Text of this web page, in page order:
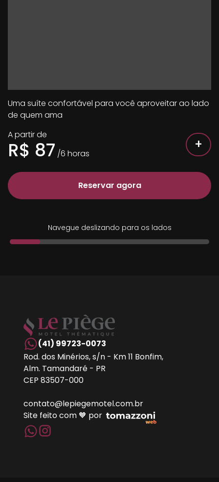
Uma suíte confortável para você aproveitar ao lado
de quem ama
A partir de
R$ 87 /6 horas
+
Reservar agora
Navegue deslizando para os lados
(41) 99723-0073
Rod. dos Minérios, s/n - Km 11 Bonfim,
Alm. Tamandaré - PR
CEP 83507-000
contato@lepiegemotel.com.br
Site feito com 🧡 por